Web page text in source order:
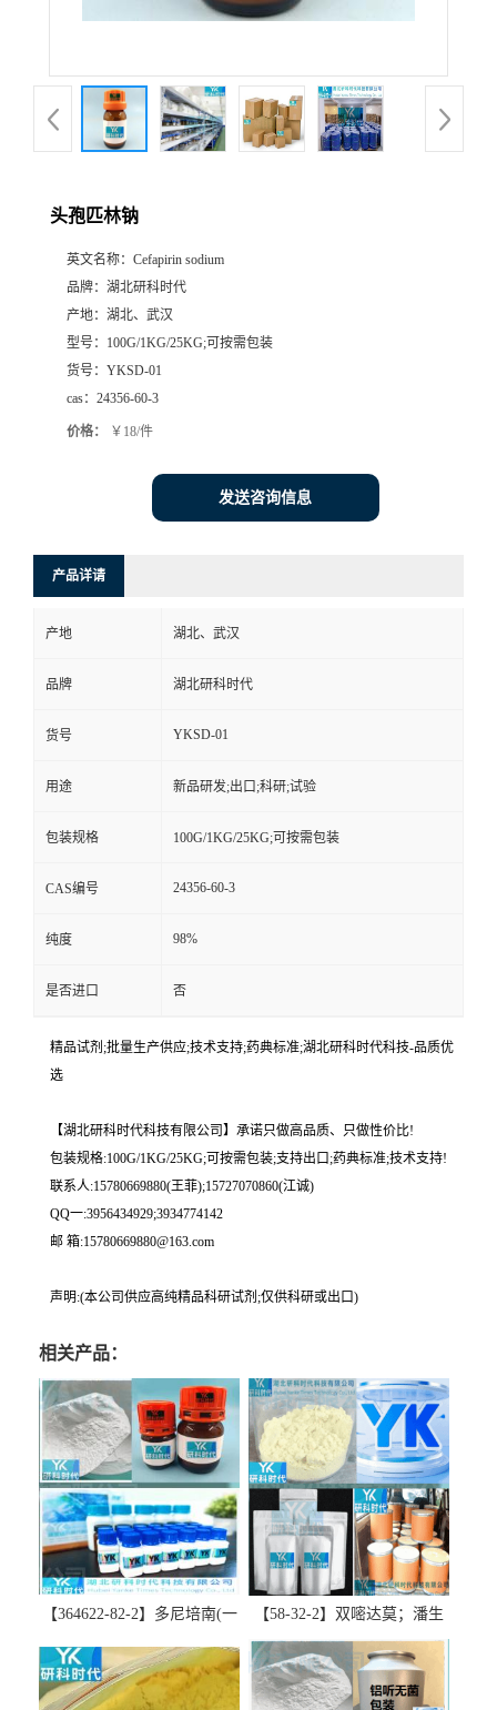
头孢匹林钠
英文名称： Cefapirin sodium
品牌： 湖北研科时代
产地： 湖北、武汉
型号： 100G/1KG/25KG;可按需包装
货号： YKSD-01
cas： 24356-60-3
价格： ￥18/件
发送咨询信息
产品详请
产地 湖北、武汉
品牌 湖北研科时代
货号 YKSD-01
用途 新品研发;出口;科研;试验
包装规格 100G/1KG/25KG;可按需包装
CAS编号 24356-60-3
纯度 98%
是否进口 否
精品试剂;批量生产供应;技术支持;药典标准;湖北研科时代科技-品质优
选
【湖北研科时代科技有限公司】承诺只做高品质、只做性价比!
包装规格:100G/1KG/25KG;可按需包装;支持出口;药典标准;技术支持!
联系人:15780669880(王菲);15727070860(江诚)
QQ一:3956434929;3934774142
邮 箱:15780669880@163.com
声明:(本公司供应高纯精品科研试剂;仅供科研或出口)
相关产品：
【364622-82-2】多尼培南(一
精品科研试剂-湖北研科时代
科技-“研”无止境;“科”学创
【58-32-2】双嘧达莫；潘生
丁-精品科研试剂-湖北研科时
代科技-“研”无止境;“科”学创
新！支持三方验证；支持定